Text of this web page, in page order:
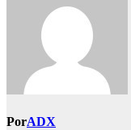
PorADX